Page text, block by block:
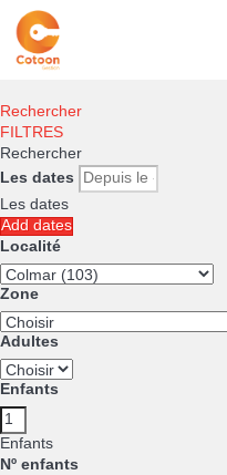
Rechercher
FILTRES
Rechercher
Les dates
Les dates
Add dates
Localité
Zone
Adultes
Enfants
Enfants
Nº enfants